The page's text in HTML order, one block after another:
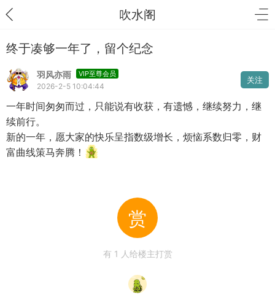
吹水阁
终于凑够一年了，留个纪念
羽风亦雨 VIP至尊会员
2026-2-5 10:04:44
关注
一年时间匆匆而过，只能说有收获，有遗憾，继续努力，继
续前行。
新的一年，愿大家的快乐呈指数级增长，烦恼系数归零，财
富曲线策马奔腾！
赏
有 1 人给楼主打赏